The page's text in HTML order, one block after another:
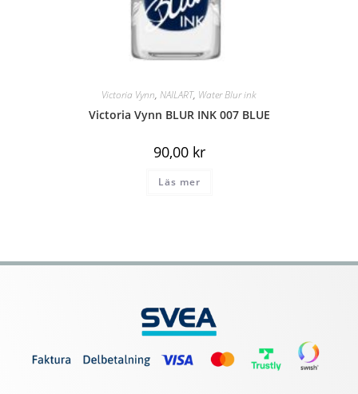
Victoria Vynn, NAILART, Water Blur ink
Victoria Vynn BLUR INK 007 BLUE
90,00 kr
Läs mer